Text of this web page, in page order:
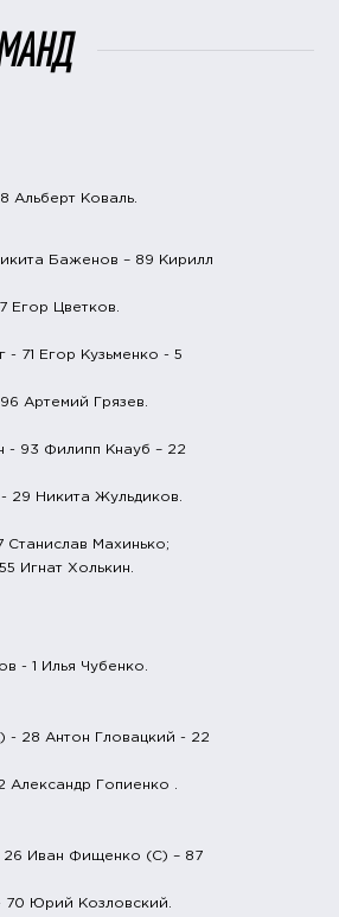
Альберт Коваль.
Баженов – 89 Кирилл
Егор Цветков.
- 71 Егор Кузьменко - 5
Артемий Грязев.
- 93 Филипп Кнауб – 22
29 Никита Жульдиков.
Станислав Махинько;
Игнат Холькин.
- 1 Илья Чубенко.
- 28 Антон Гловацкий - 22
Александр Гопиенко .
26 Иван Фищенко (С) – 87
Юрий Козловский.